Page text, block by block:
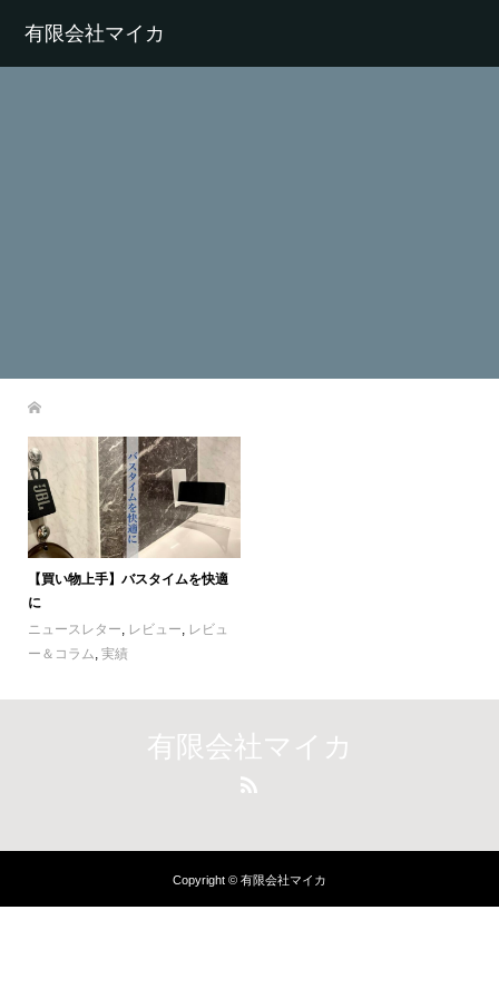
有限会社マイカ
【買い物上手】バスタイムを快適
に
ニュースレター, レビュー, レビュ
ー＆コラム, 実績
有限会社マイカ
Copyright © 有限会社マイカ